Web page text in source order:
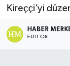
Kireççi’yi
HABER
EDITÖR